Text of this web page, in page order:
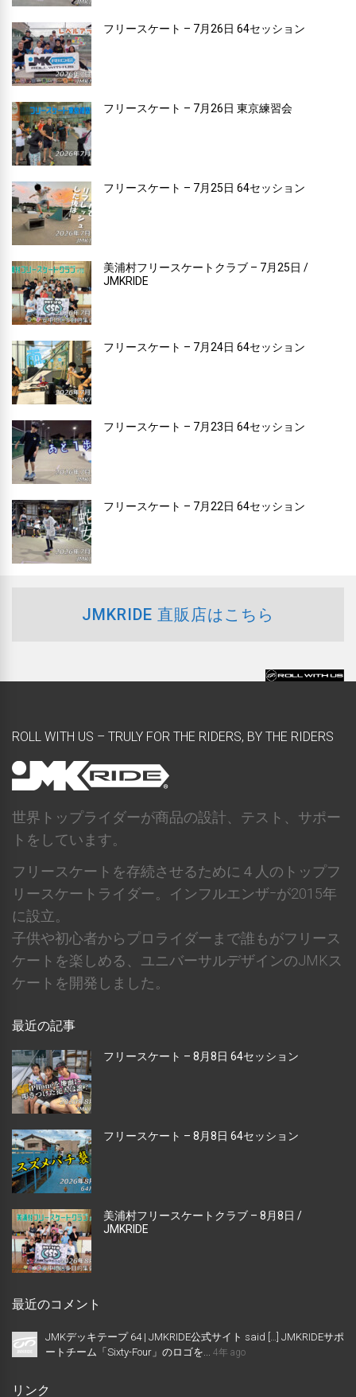
フリースケート – 7月26日 64セッション
フリースケート – 7月26日 東京練習会
フリースケート – 7月25日 64セッション
美浦村フリースケートクラブ – 7月25日 /
JMKRIDE
フリースケート – 7月24日 64セッション
フリースケート – 7月23日 64セッション
フリースケート – 7月22日 64セッション
JMKRIDE 直販店はこちら
ROLL WITH US – TRULY FOR THE RIDERS, BY THE RIDERS
世界トップライダーが商品の設計、テスト、サポー
トをしています。
フリースケートを存続させるために４人のトップフ
リースケートライダー。インフルエンザｰが2015年
に設立。
子供や初心者からプロライダーまで誰もがフリース
ケートを楽しめる、ユニバーサルデザインのJMKス
ケートを開発しました。
最近の記事
フリースケート – 8月8日 64セッション
フリースケート – 8月8日 64セッション
美浦村フリースケートクラブ – 8月8日 /
JMKRIDE
最近のコメント
JMKデッキテープ 64 | JMKRIDE公式サイト said […] JMKRIDEサポ
ートチーム「Sixty-Four」のロゴを...
4年 ago
リンク